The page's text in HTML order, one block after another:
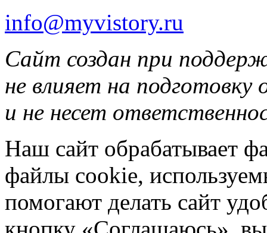
info@myvistory.ru
Сайт создан при
не влияет на подготовку
и не несет
Наш сайт обрабатывает
файлы cookie,
помогают делать сайт